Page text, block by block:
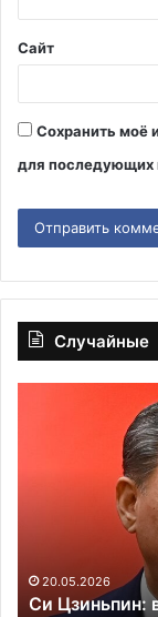
*
Сайт
Сохранить моё
для последующих
Случайные
России
Песков
постоянными